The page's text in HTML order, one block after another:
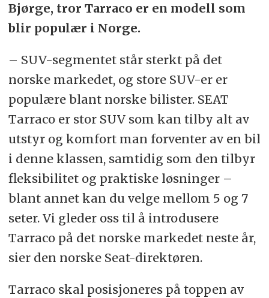
Bjørge, tror Tarraco er en modell som
blir populær i Norge.
– SUV-segmentet står sterkt på det
norske markedet, og store SUV-er er
populære blant norske bilister. SEAT
Tarraco er stor SUV som kan tilby alt av
utstyr og komfort man forventer av en bil
i denne klassen, samtidig som den tilbyr
fleksibilitet og praktiske løsninger –
blant annet kan du velge mellom 5 og 7
seter. Vi gleder oss til å introdusere
Tarraco på det norske markedet neste år,
sier den norske Seat-direktøren.
Tarraco skal posisjoneres på toppen av